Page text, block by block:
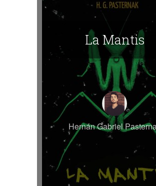
La Mantis
Hernán Gabriel